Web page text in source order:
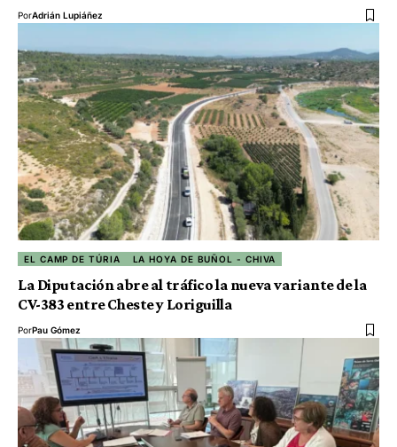
PorAdrián Lupiáñez
EL CAMP DE TÚRIA LA HOYA DE BUÑOL - CHIVA
La Diputación abre al tráfico la nueva variante de la
CV-383 entre Cheste y Loriguilla
PorPau Gómez